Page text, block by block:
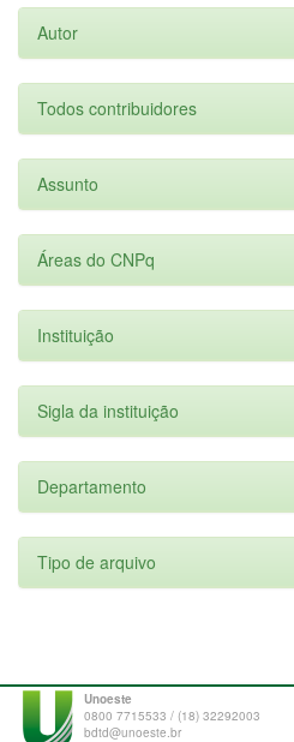
Autor
Todos contribuidores
Assunto
Áreas do CNPq
Instituição
Sigla da instituição
Departamento
Tipo de arquivo
Unoeste
0800 7715533 / (18) 32292003
bdtd@unoeste.br